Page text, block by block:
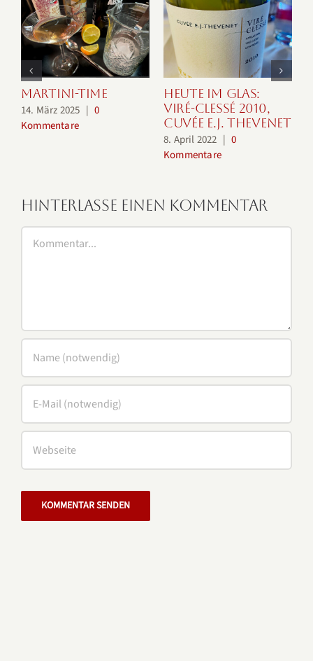
Martini-Time
14. März 2025 | 0
Kommentare
Heute im Glas:
Viré-Clessé 2010,
Cuvée E.J. Thevenet
8. April 2022 | 0
Kommentare
Hinterlasse einen Kommentar
Kommentar